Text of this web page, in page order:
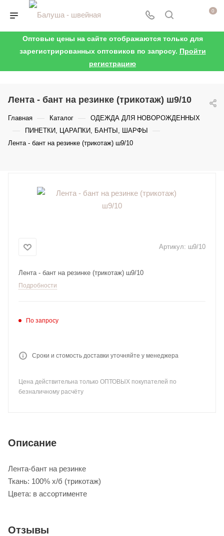
0
Оптовые цены на сайте отображаются только для
зарегистрированных оптовиков по запросу. Пройти
регистрацию
Лента - бант на резинке (трикотаж) ш9/10
Главная — Каталог — ОДЕЖДА ДЛЯ НОВОРОЖДЕННЫХ
— ПИНЕТКИ, ЦАРАПКИ, БАНТЫ, ШАРФЫ —
Лента - бант на резинке (трикотаж) ш9/10
Артикул: ш9/10
Лента - бант на резинке (трикотаж) ш9/10
Подробности
По запросу
Сроки и стомость доставки уточняйте у менеджера
Цена действительна только ОПТОВЫХ покупателей по
безналичному расчёту
Описание
Лента-бант на резинке
Ткань: 100% х/б (трикотаж)
Цвета: в ассортименте
Отзывы